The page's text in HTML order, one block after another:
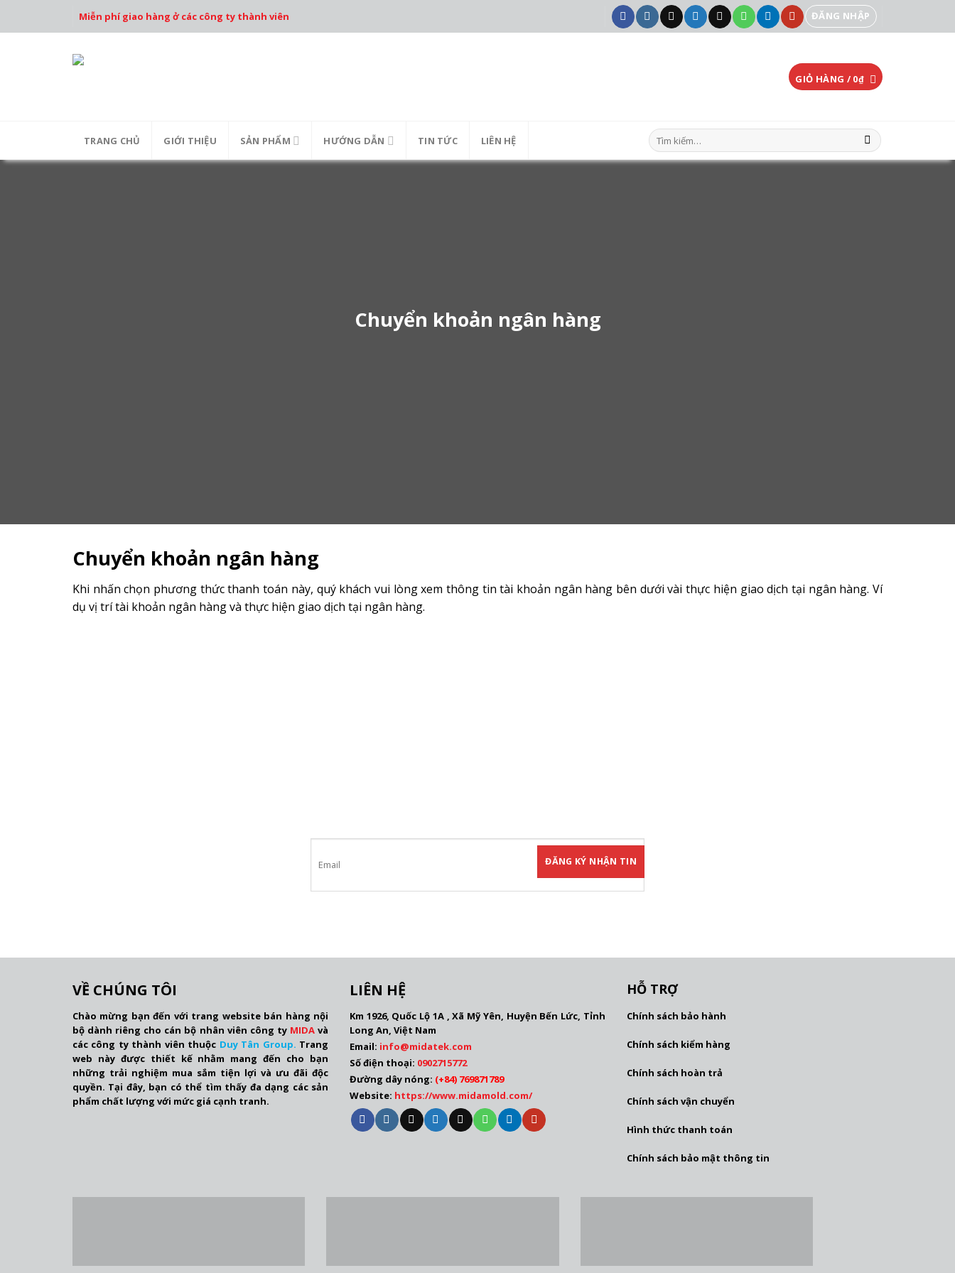
Miễn phí giao hàng ở các công ty thành viên ĐĂNG NHẬP
GIỎ HÀNG / 0₫
TRANG CHỦ GIỚI THIỆU SẢN PHẨM HƯỚNG DẪN TIN TỨC LIÊN HỆ
Tìm
kiếm:
Chuyển khoản ngân hàng
Chuyển khoản ngân hàng
Khi nhấn chọn phương thức thanh toán này, quý khách vui lòng xem thông tin tài khoản ngân hàng bên dưới vài thực hiện giao dịch tại ngân hàng. Ví
dụ vị trí tài khoản ngân hàng và thực hiện giao dịch tại ngân hàng.
VỀ CHÚNG TÔI
Chào mừng bạn đến với trang website bán hàng nội
bộ dành riêng cho cán bộ nhân viên công ty MIDAvà
các công ty thành viên thuộc Duy Tân Group. Trang
web này được thiết kế nhằm mang đến cho bạn
những trải nghiệm mua sắm tiện lợi và ưu đãi độc
quyền. Tại đây, bạn có thể tìm thấy đa dạng các sản
phẩm chất lượng với mức giá cạnh tranh.
LIÊN HỆ
Km 1926, Quốc Lộ 1A , Xã Mỹ Yên, Huyện Bến Lức, Tỉnh
Long An, Việt Nam
Email: info@midatek.com
Số điện thoại: 0902715772
Đường dây nóng: (+84) 769871789
Website: https://www.midamold.com/
HỖ TRỢ
Chính sách bảo hành
Chính sách kiểm hàng
Chính sách hoàn trả
Chính sách vận chuyển
Hình thức thanh toán
Chính sách bảo mật thông tin